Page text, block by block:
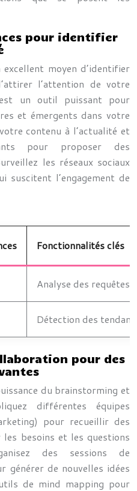
pour identifier
moyen d’identifier
l’attention de votre
un outil puissant pour
et émergents dans votre
contenu à l’actualité et
pour proposer des
les réseaux sociaux
l’engagement de
Fonctionnalités clés
Analyse des requêtes
Détection des
pour des
du brainstorming et
différentes équipes
pour recueillir des
besoins et les questions
des sessions de
générer de nouvelles idées
de mind mapping pour